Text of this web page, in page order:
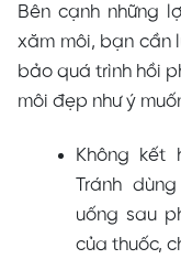
Bên cạnh những
xăm môi, bạn cần
bảo quá trình hồi
môi đẹp như ý
Không kết
Tránh
uống sau
của thuốc,